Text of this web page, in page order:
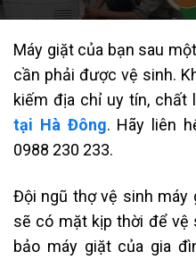
Máy giặt của bạn sau
cần phải được vệ sinh.
kiếm địa chỉ uy tín, chất
tại Hà Đông. Hãy liên
0988 230 233.
Đội ngũ thợ vệ sinh máy
sẽ có mặt kịp thời để vệ
bảo máy giặt của gia